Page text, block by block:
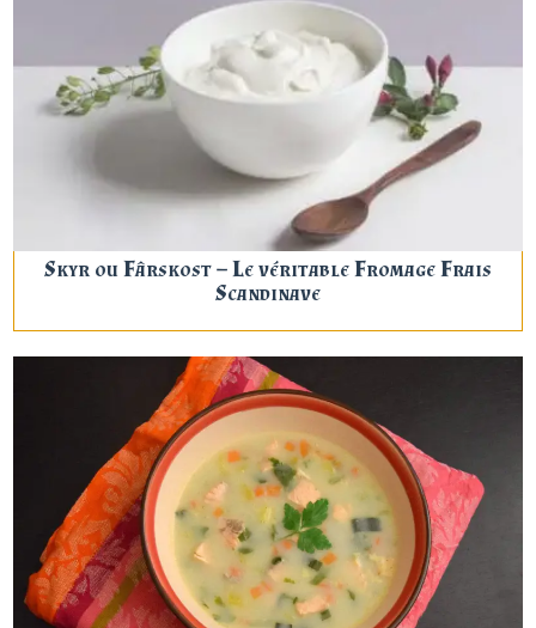
Skyr ou Fârskost – Le véritable Fromage Frais
Scandinave